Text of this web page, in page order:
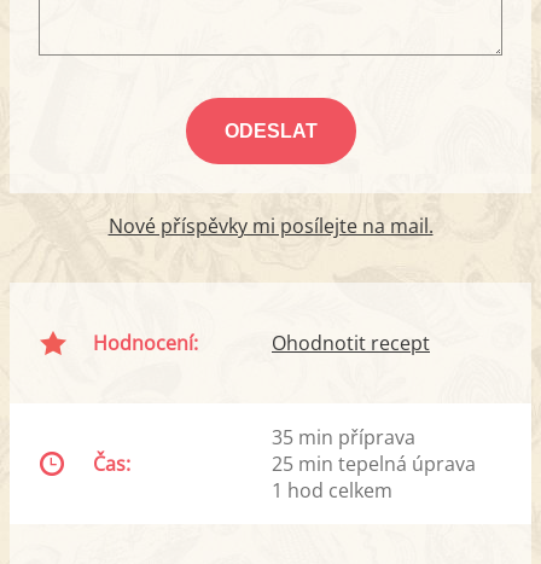
Nové příspěvky mi posílejte na mail.
Hodnocení: Ohodnotit recept
Čas:
35 min příprava
25 min tepelná úprava
1 hod celkem